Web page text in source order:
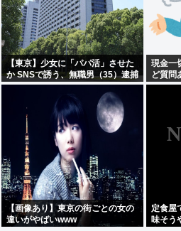
【東京】少女に「パパ活」させた
か SNSで誘う、無職男（35）逮捕
現金一
ど質問
【画像あり】東京の街ごとの女の
違いがやばいwww
定食屋
味そう